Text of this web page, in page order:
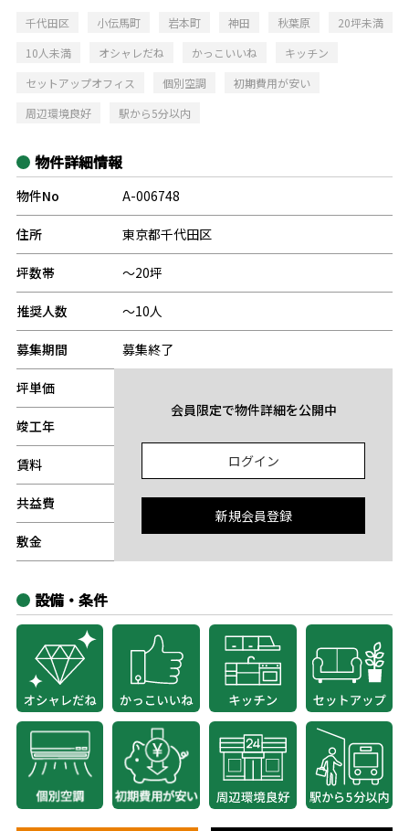
千代田区 小伝馬町 岩本町 神田 秋葉原
20坪未満
10人未満
オシャレだね かっこいいね
キッチン
セットアップオフィス
個別空調
初期費用が安い
周辺環境良好
駅から5分以内
物件詳細情報
物件No A-006748
住所 東京都千代田区
坪数帯 ～20坪
推奨人数 ～10人
募集期間 募集終了
坪単価
竣工年
賃料
共益費
敷金
会員限定で物件詳細を公開中
ログイン
新規会員登録
設備・条件